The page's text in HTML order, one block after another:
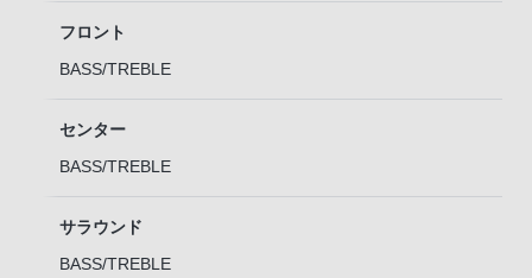
フロント
BASS/TREBLE
センター
BASS/TREBLE
サラウンド
BASS/TREBLE